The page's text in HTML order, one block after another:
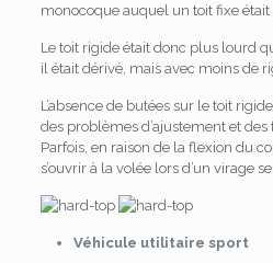
monocoque auquel un toit fixe était
Le toit rigide était donc plus lourd
il était dérivé, mais avec moins de
L’absence de butées sur le toit
des problèmes d’ajustement et des
Parfois, en raison de la flexion du
s’ouvrir à la volée lors d’un virage
Véhicule utilitaire sport